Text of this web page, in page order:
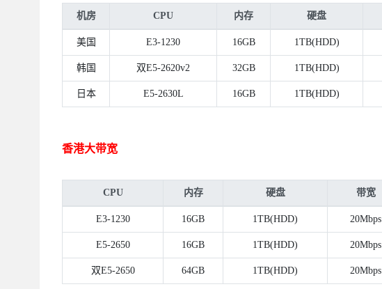
机房 CPU 内存 硬盘
美国 E3-1230 16GB 1TB(HDD)
韩国 双E5-2620v2 32GB 1TB(HDD)
日本 E5-2630L 16GB 1TB(HDD)
香港大带宽
CPU 内存 硬盘 带宽
E3-1230 16GB 1TB(HDD) 20Mbps
E5-2650 16GB 1TB(HDD) 20Mbps
双E5-2650 64GB 1TB(HDD) 20Mbps